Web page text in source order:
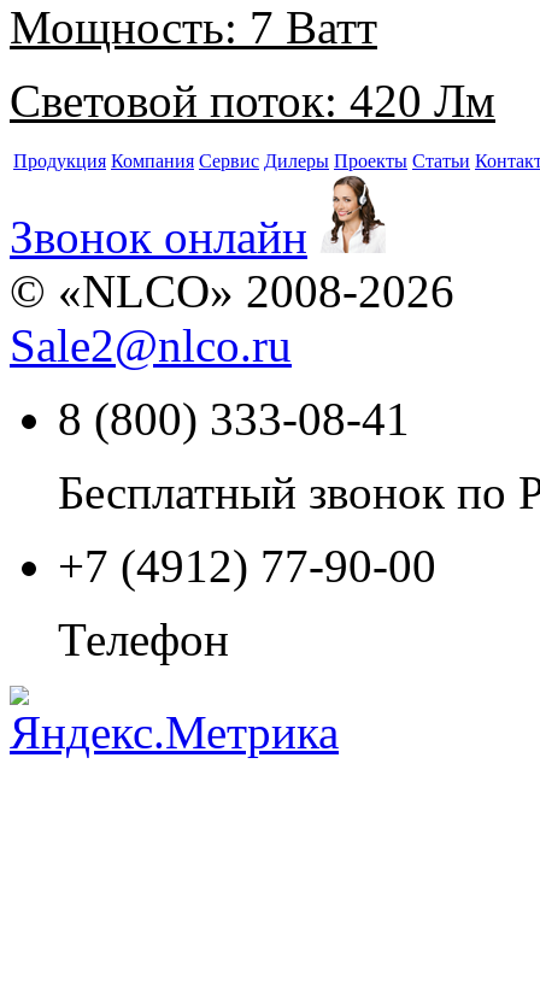
Мощность: 7 Ватт
Световой поток: 420 Лм
Продукция Компания Сервис Дилеры Проекты Статьи
Звонок онлайн
© «NLCO» 2008-2026
Sale2@nlco.ru
8 (800) 333-08-41
Бесплатный звонок по
+7 (4912) 77-90-00
Телефон